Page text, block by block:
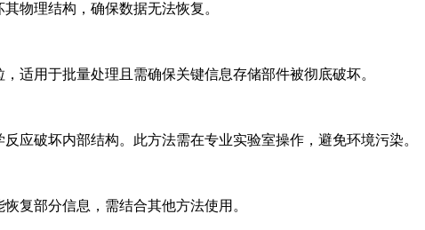
物理结构，确保数据无法恢复。‌‌
适用于批量处理且需确保关键信息存储部件被彻底破坏。‌‌
应破坏内部结构。此方法需在专业实验室操作，避免环境污染。‌‌
复部分信息，需结合其他方法使用。‌‌